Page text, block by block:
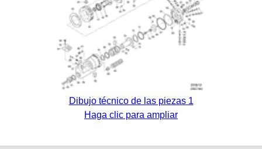
Dibujo técnico de las piezas 1
Haga clic para ampliar